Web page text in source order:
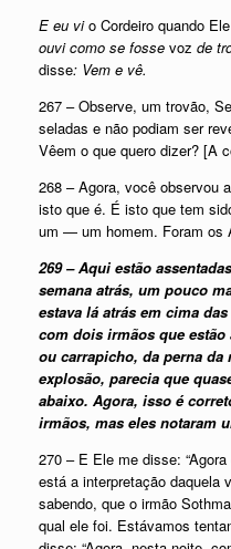
E eu vio Cordeiro quando
ouvi como se fosse voz de
disse: Vem e vê.
267 – Observe, um trovão,
seladas e não podiam ser
Vêem o que quero dizer? [A
268 – Agora, você observou
isto que é. É isto que tem
um — um homem. Foram os
269 – Aqui estão
semana atrás, um pouco
estava lá atrás em cima
com dois irmãos que
ou carrapicho, da perna da
explosão, parecia que
abaixo. Agora, isso é
irmãos, mas eles notaram
270 – E Ele me disse:
está a interpretação daquela
sabendo, que o irmão
qual ele foi. Estávamos